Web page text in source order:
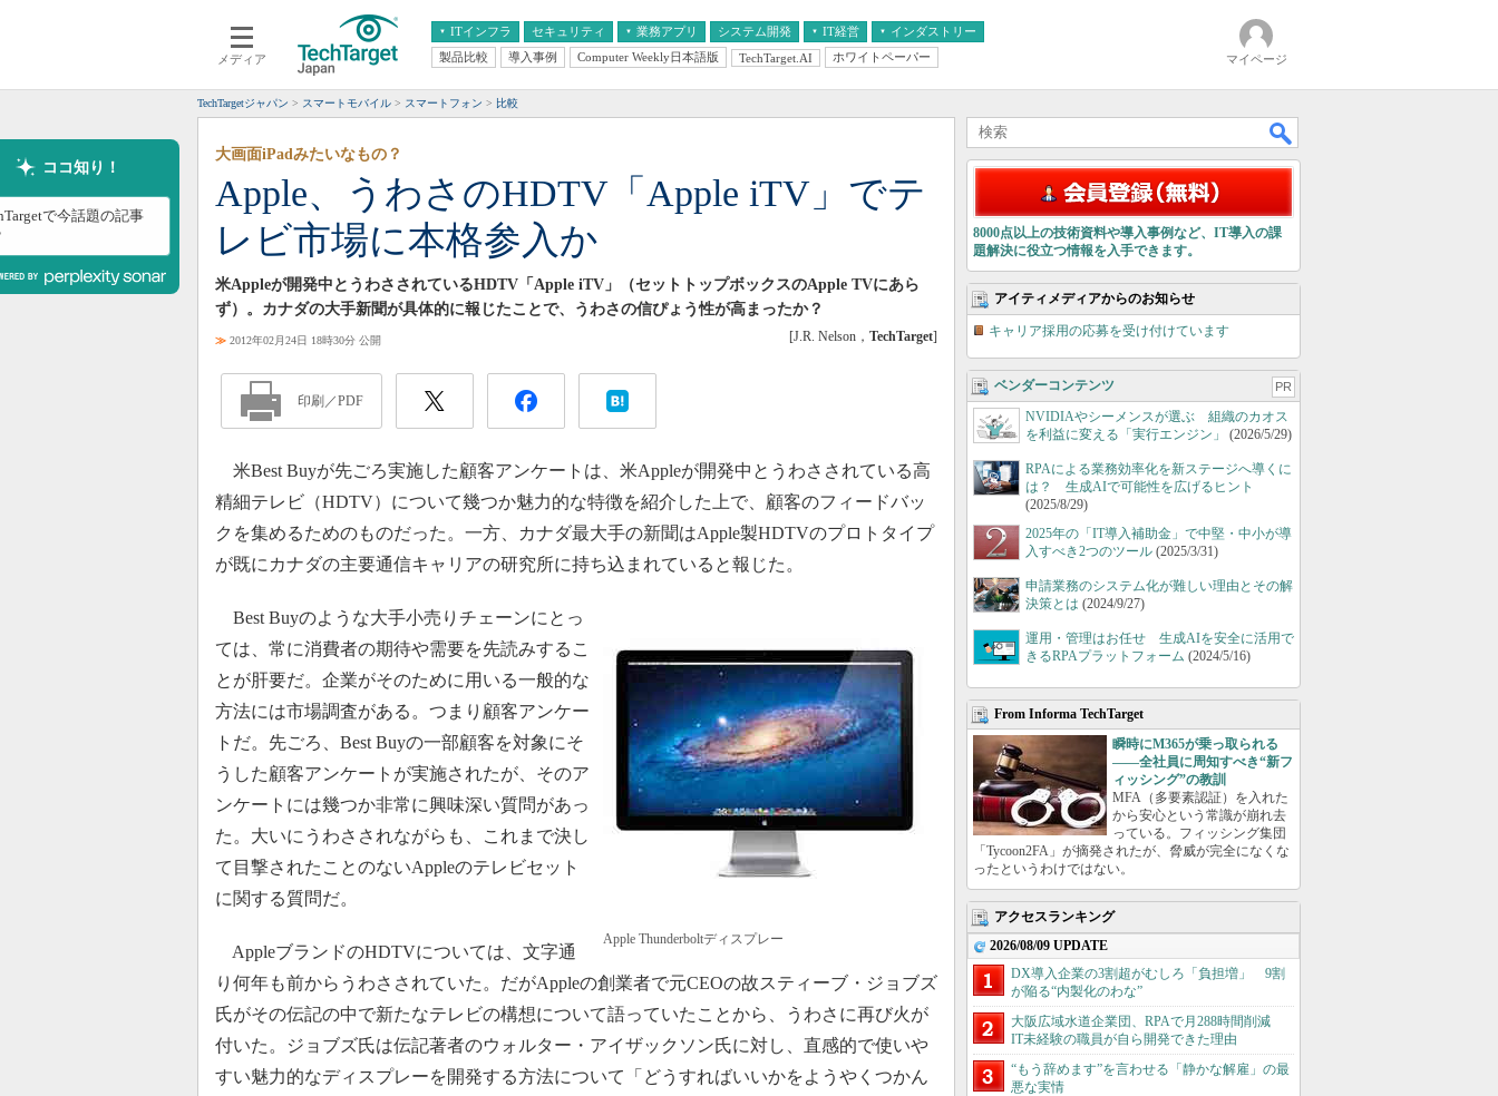
メディア
ITインフラ
クラウド
スマートモバイル
ネットワーク
システム運用管理
セキュリティ 業務アプリ
エンタープライズAI
ERP
情報系システム
システム開発 IT経営
経営とIT
インダストリー
医療IT
製品比較 導入事例 Computer Weekly日本語版 TechTarget.AI ホワイトペーパー マイページ
TechTargetジャパン スマートモバイル スマートフォン 比較
ココ知り！
で今話題の記事
Apple、うわさのHDTV「Apple iTV」でテ
レビ市場に本格参入か
大画面iPadみたいなもの？
米Appleが開発中とうわさされているHDTV「Apple iTV」（セットトップボックスのApple TVにあら
ず）。カナダの大手新聞が具体的に報じたことで、うわさの信ぴょう性が高まったか？
≫ 2012年02月24日 18時30分 公開 [J.R. Nelson， TechTarget]
印刷／PDF
米Best Buyが先ごろ実施した顧客アンケートは、米Appleが開発中とうわさされている高
精細テレビ（HDTV）について幾つか魅力的な特徴を紹介した上で、顧客のフィードバッ
クを集めるためのものだった。一方、カナダ最大手の新聞はApple製HDTVのプロトタイプ
が既にカナダの主要通信キャリアの研究所に持ち込まれていると報じた。
Apple Thunderboltディスプレー
Best Buyのような大手小売りチェーンにとっ
ては、常に消費者の期待や需要を先読みするこ
とが肝要だ。企業がそのために用いる一般的な
方法には市場調査がある。つまり顧客アンケー
トだ。先ごろ、Best Buyの一部顧客を対象にそ
うした顧客アンケートが実施されたが、そのア
ンケートには幾つか非常に興味深い質問があっ
た。大いにうわさされながらも、これまで決し
て目撃されたことのないAppleのテレビセット
に関する質問だ。
AppleブランドのHDTVについては、文字通
り何年も前からうわさされていた。だがAppleの創業者で元CEOの故スティーブ・ジョブズ
氏がその伝記の中で新たなテレビの構想について語っていたことから、うわさに再び火が
付いた。ジョブズ氏は伝記著者のウォルター・アイザックソン氏に対し、直感的で使いや
すい魅力的なディスプレーを開発する方法について「どうすればいいかをようやくつかん
8000点以上の技術資料や導入事例など、IT導入の課
題解決に役立つ情報を入手できます。
アイティメディアからのお知らせ
キャリア採用の応募を受け付けています
ベンダーコンテンツ PR
NVIDIAやシーメンスが選ぶ 組織のカオス
を利益に変える「実行エンジン」
(2026/5/29)
RPAによる業務効率化を新ステージへ導くに
は？ 生成AIで可能性を広げるヒント
(2025/8/29)
2025年の「IT導入補助金」で中堅・中小が導
入すべき2つのツール (2025/3/31)
申請業務のシステム化が難しい理由とその解
決策とは (2024/9/27)
運用・管理はお任せ 生成AIを安全に活用で
きるRPAプラットフォーム (2024/5/16)
From Informa TechTarget
瞬時にM365が乗っ取られる
――全社員に周知すべき“新フ
ィッシング”の教訓
MFA（多要素認証）を入れた
から安心という常識が崩れ去
っている。フィッシング集団
「Tycoon2FA」が摘発されたが、脅威が完全になくな
ったというわけではない。
アクセスランキング
2026/08/09 UPDATE
DX導入企業の3割超がむしろ「負担増」 9割
が陥る“内製化のわな”
大阪広域水道企業団、RPAで月288時間削減
IT未経験の職員が自ら開発できた理由
“もう辞めます”を言わせる「静かな解雇」の最
悪な実情